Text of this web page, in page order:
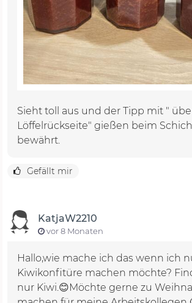
Sieht toll aus und der Tipp mit "
Löffelrückseite" gießen beim
bewährt.
Gefällt mir
KatjaW2210
vor 8 Monaten
Hallo,wie mache ich das wenn ich
Kiwikonfitüre machen möchte?
nur Kiwi.😊Möchte gerne zu